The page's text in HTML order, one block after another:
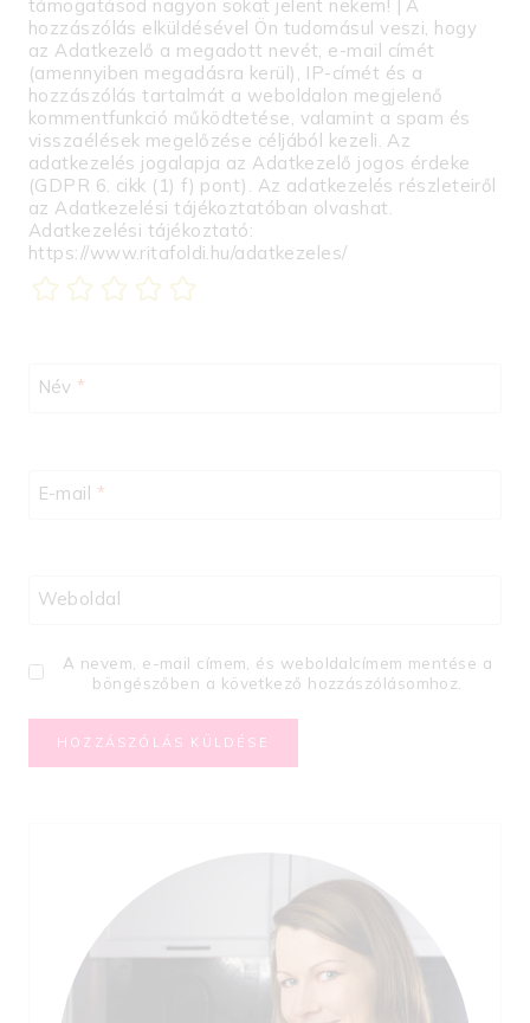
támogatásod nagyon sokat jelent nekem! | A
hozzászólás elküldésével Ön tudomásul veszi, hogy
az Adatkezelő a megadott nevét, e-mail címét
(amennyiben megadásra kerül), IP-címét és a
hozzászólás tartalmát a weboldalon megjelenő
kommentfunkció működtetése, valamint a spam és
visszaélések megelőzése céljából kezeli. Az
adatkezelés jogalapja az Adatkezelő jogos érdeke
(GDPR 6. cikk (1) f) pont). Az adatkezelés részleteiről
az Adatkezelési tájékoztatóban olvashat.
Adatkezelési tájékoztató:
https://www.ritafoldi.hu/adatkezeles/
Név *
E-mail *
Weboldal
A nevem, e-mail címem, és weboldalcímem mentése a
böngészőben a következő hozzászólásomhoz.